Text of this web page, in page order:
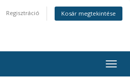
Regisztráció Kosár megtekintése